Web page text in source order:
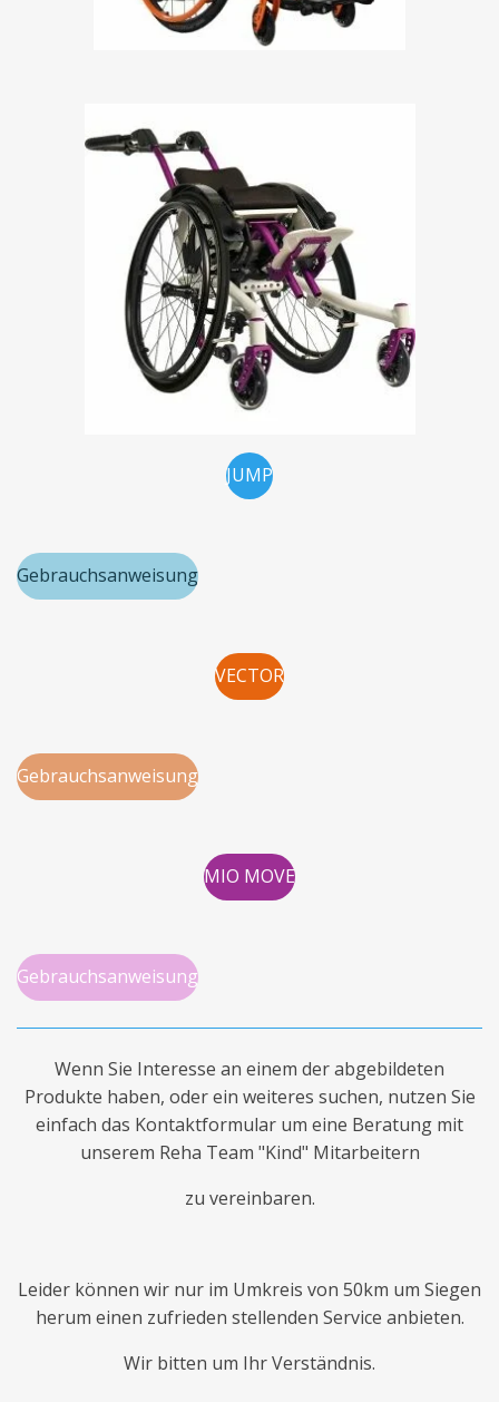
JUMP
Gebrauchsanweisung
VECTOR
Gebrauchsanweisung
MIO MOVE
Gebrauchsanweisung
Wenn Sie Interesse an einem der abgebildeten
Produkte haben, oder ein weiteres suchen, nutzen Sie
einfach das Kontaktformular um eine Beratung mit
unserem Reha Team "Kind" Mitarbeitern
zu vereinbaren.
Leider können wir nur im Umkreis von 50km um Siegen
herum einen zufrieden stellenden Service anbieten.
Wir bitten um Ihr Verständnis.